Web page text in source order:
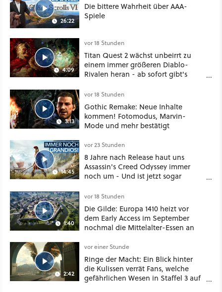
26:22
Die bittere Wahrheit über AAA-
Spiele
4:09
vor 18 Stunden
Titan Quest 2 wächst unbeirrt zu
einem immer größeren Diablo-
Rivalen heran - ab sofort gibt's
Klasse
3:13
vor 18 Stunden
Gothic Remake: Neue Inhalte
kommen! Fotomodus, Marvin-
Mode und mehr bestätigt
14:45
vor 23 Stunden
8 Jahre nach Release haut uns
Assassin's Creed Odyssey immer
noch um - Und ist jetzt sogar
1:40
vor 18 Stunden
Die Gilde: Europa 1410 heizt vor
dem Early Access im September
nochmal die Mittelalter-Essen an
2:42
vor einer Stunde
Ringe der Macht: Ein Blick hinter
die Kulissen verrät Fans, welche
gefährlichen Wesen in Staffel 3 auf